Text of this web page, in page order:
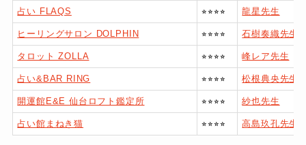
占い FLAQS ⭐︎⭐︎⭐︎⭐︎ 龍星先生
ヒーリングサロン DOLPHIN ⭐︎⭐︎⭐︎⭐︎ 石樹奏織先生
タロット ZOLLA ⭐︎⭐︎⭐︎⭐︎ 峰レア先生
占い&BAR RING ⭐︎⭐︎⭐︎⭐︎ 松根典央先生
開運館E&E 仙台ロフト鑑定所 ⭐︎⭐︎⭐︎⭐︎ 紗也先生
占い館まねき猫 ⭐︎⭐︎⭐︎⭐︎ 高島玖孔先生